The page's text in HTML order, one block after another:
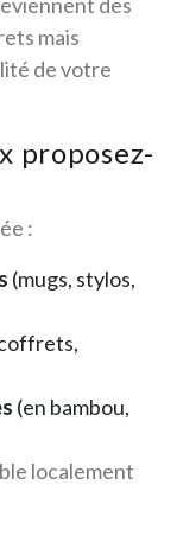
mais
de votre
proposez-
:
(mugs, stylos,
(en bambou,
localement